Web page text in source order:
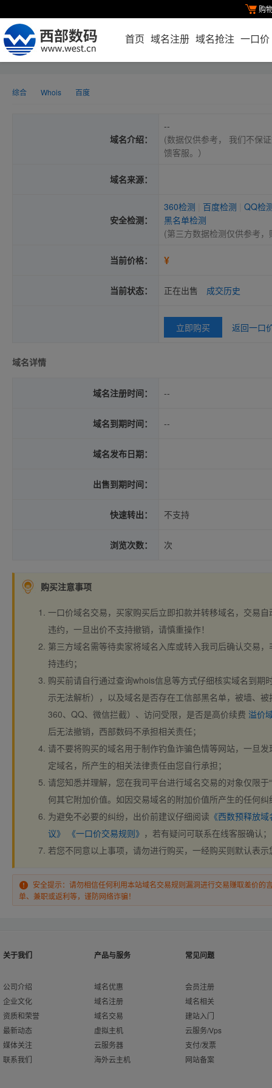
购
首页 域名注册 域名抢注 一口价
综合 Whois 百度
域名介绍：
--
(数据仅供参考， 我们不保
馈客服。）
域名来源：
安全检测：
360检测 百度检测
QQ检
黑名单检测
(第三方数据检测仅供参考
当前价格： ¥
当前状态： 正在出售 成交历史
立即购买 返回一口
域名详情
域名注册时间： --
域名到期时间： --
域名发布日期：
出售到期时间：
快速转出： 不支持
浏览次数： 次
购买注意事项
一口价域名交易，买家购买后立即扣款并转移域名，交易
违约，一旦出价不支持撤销，请慎重操作！
第三方域名需等待卖家将域名入库或转入我司后确认交易
持违约；
购买前请自行通过查询whois信息等方式仔细核实域名到期
示无法解析），以及域名是否存在工信部黑名单，被墙、
360、QQ、微信拦截）、访问受限，是否是高价续费 溢价
后无法撤销，西部数码不承担相关责任；
请不要将购买的域名用于制作钓鱼诈骗色情等网站，一旦
定域名，所产生的相关法律责任由您自行承担；
请您知悉并理解，您在我司平台进行域名交易的对象仅限于
何其它附加价值。如因交易域名的附加价值所产生的任何
为避免不必要的纠纷，出价前建议仔细阅读 《西数预释放
议》
《一口价交易规则》 ，若有疑问可联系在线客服确认；
若您不同意以上事项，请勿进行购买，一经购买则默认表
安全提示：请勿相信任何利用本站域名交易规则漏洞进行交易赚取差价的
单、兼职或返利等，谨防网络诈骗！
关于我们
公司介绍
企业文化
资质和荣誉
最新动态
媒体关注
联系我们
产品与服务
域名优惠
域名注册
域名交易
虚拟主机
云服务器
海外云主机
常见问题
会员注册
域名相关
建站入门
云服务/Vps
支付/发票
网站备案